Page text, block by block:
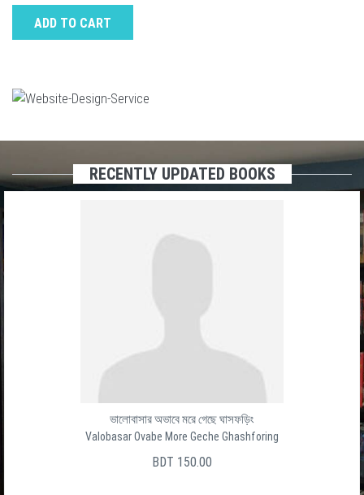
ADD TO CART
RECENTLY UPDATED BOOKS
ভালোবাসার অভাবে মরে গেছে ঘাসফড়িং
Valobasar Ovabe More Geche Ghashforing
BDT 150.00